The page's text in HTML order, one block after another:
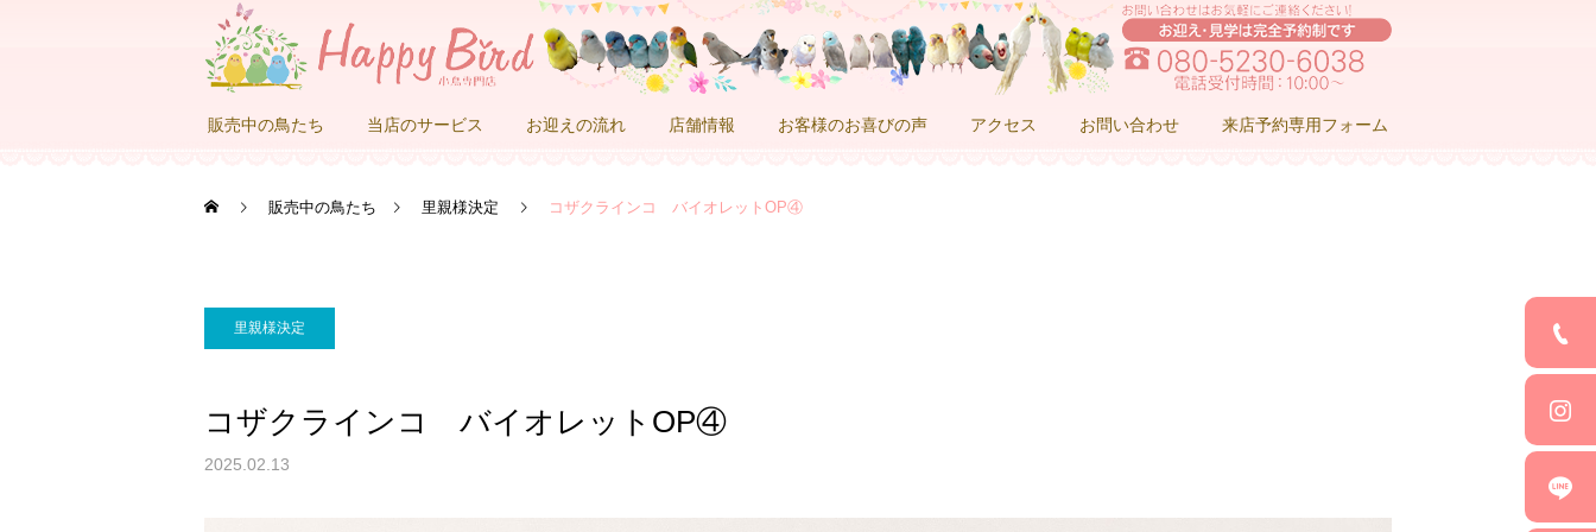
販売中の鳥たち 当店のサービス お迎えの流れ 店舗情報 お客様のお喜びの声 アクセス お問い合わせ 来店予約専用フォーム
販売中の鳥たち 里親様決定 コザクラインコ バイオレットOP④
里親様決定
コザクラインコ バイオレットOP④
2025.02.13